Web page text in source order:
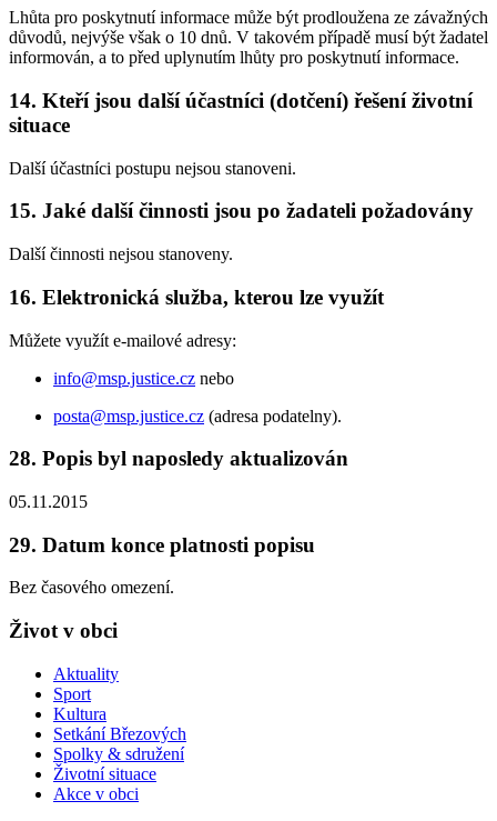
Lhůta pro poskytnutí informace může být prodloužena ze závažných
důvodů, nejvýše však o 10 dnů. V takovém případě musí být žadatel
informován, a to před uplynutím lhůty pro poskytnutí informace.
14. Kteří jsou další účastníci (dotčení) řešení životní
situace
Další účastníci postupu nejsou stanoveni.
15. Jaké další činnosti jsou po žadateli požadovány
Další činnosti nejsou stanoveny.
16. Elektronická služba, kterou lze využít
Můžete využít e-mailové adresy:
info@msp.justice.cz nebo
posta@msp.justice.cz (adresa podatelny).
28. Popis byl naposledy aktualizován
05.11.2015
29. Datum konce platnosti popisu
Bez časového omezení.
Život v obci
Aktuality
Sport
Kultura
Setkání Březových
Spolky & sdružení
Životní situace
Akce v obci